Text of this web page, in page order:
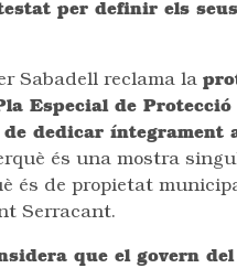
per definir els
Sabadell reclama la
Especial de
de dedicar íntegrament
és una mostra
és de propietat
Serracant.
que el govern